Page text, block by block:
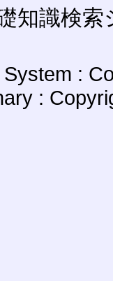
知識検索
System :
: